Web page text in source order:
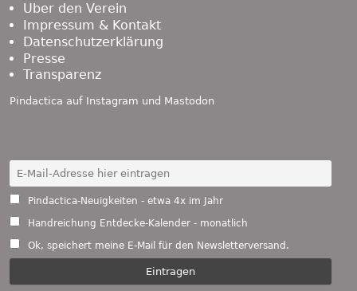
Über den Verein
Impressum & Kontakt
Datenschutzerklärung
Presse
Transparenz
Pindactica auf Instagram und Mastodon
Pindactica-Neuigkeiten - etwa 4x im Jahr
Handreichung Entdecke-Kalender - monatlich
Ok, speichert meine E-Mail für den Newsletterversand.